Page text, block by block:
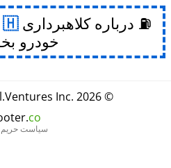
⛽ درباره کلاهبرداری
خودرو
© 2026
.Ventures Inc.
co
سیاست